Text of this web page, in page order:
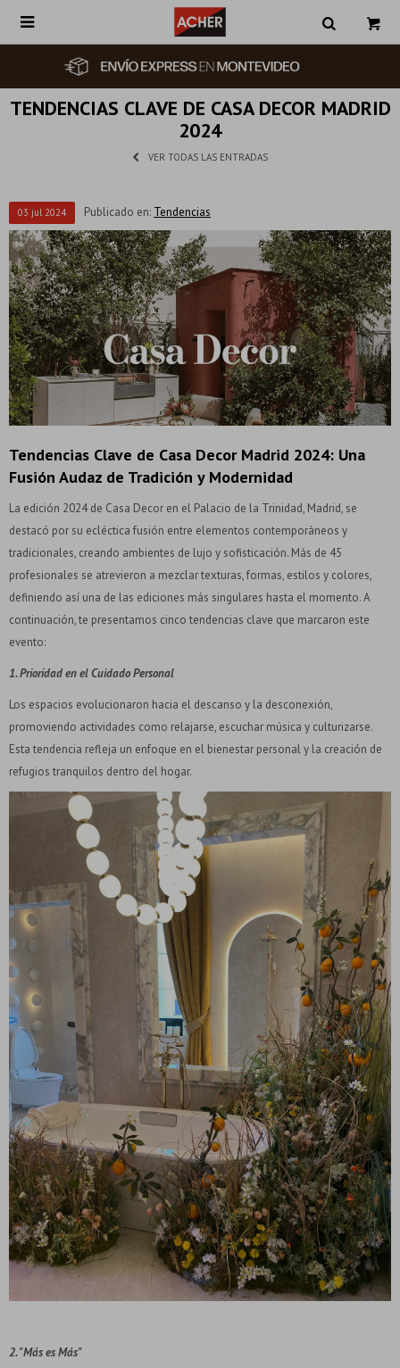

TENDENCIAS CLAVE DE CASA DECOR MADRID
2024
VER TODAS LAS ENTRADAS
03 jul 2024 Publicado en: Tendencias
Tendencias Clave de Casa Decor Madrid 2024: Una
Fusión Audaz de Tradición y Modernidad
La edición 2024 de Casa Decor en el Palacio de la Trinidad, Madrid, se
destacó por su ecléctica fusión entre elementos contemporáneos y
tradicionales, creando ambientes de lujo y sofisticación. Más de 45
profesionales se atrevieron a mezclar texturas, formas, estilos y colores,
definiendo así una de las ediciones más singulares hasta el momento. A
continuación, te presentamos cinco tendencias clave que marcaron este
evento:
1. Prioridad en el Cuidado Personal
Los espacios evolucionaron hacia el descanso y la desconexión,
promoviendo actividades como relajarse, escuchar música y culturizarse.
Esta tendencia refleja un enfoque en el bienestar personal y la creación de
refugios tranquilos dentro del hogar.
2. "Más es Más"